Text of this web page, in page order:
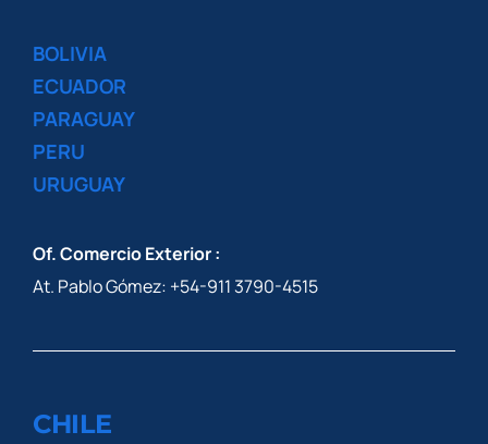
BOLIVIA
ECUADOR
PARAGUAY
PERU
URUGUAY
Of. Comercio Exterior :
At. Pablo Gómez: +54-911 3790-4515
CHILE